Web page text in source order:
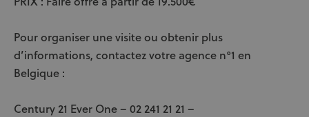
Pour organiser une visite ou obtenir plus
d’informations, contactez votre agence n°1 en
Belgique :
Century 21 Ever One – 02 241 21 21 –